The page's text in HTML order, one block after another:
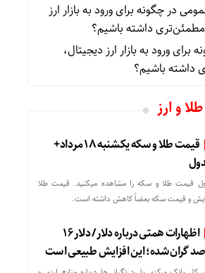
درچگونه برای ورود به بازار ارز
مطمئن‌تری داشته باشیم؟
برای ورود به بازار ارز دیجیتال،
داشته باشیم؟
و ارز
قیمت طلا و سکه یکشنبه 18 مرداد+
قیمت طلا و سکه را مشاهده میکنید. قیمت‌ طلا
و قیمت سکه بعضاً کاهش داشته است.
اظهارات همتی درباره دلار/ دلار ۱۶
گران شده؛ این افزایش طبیعی است